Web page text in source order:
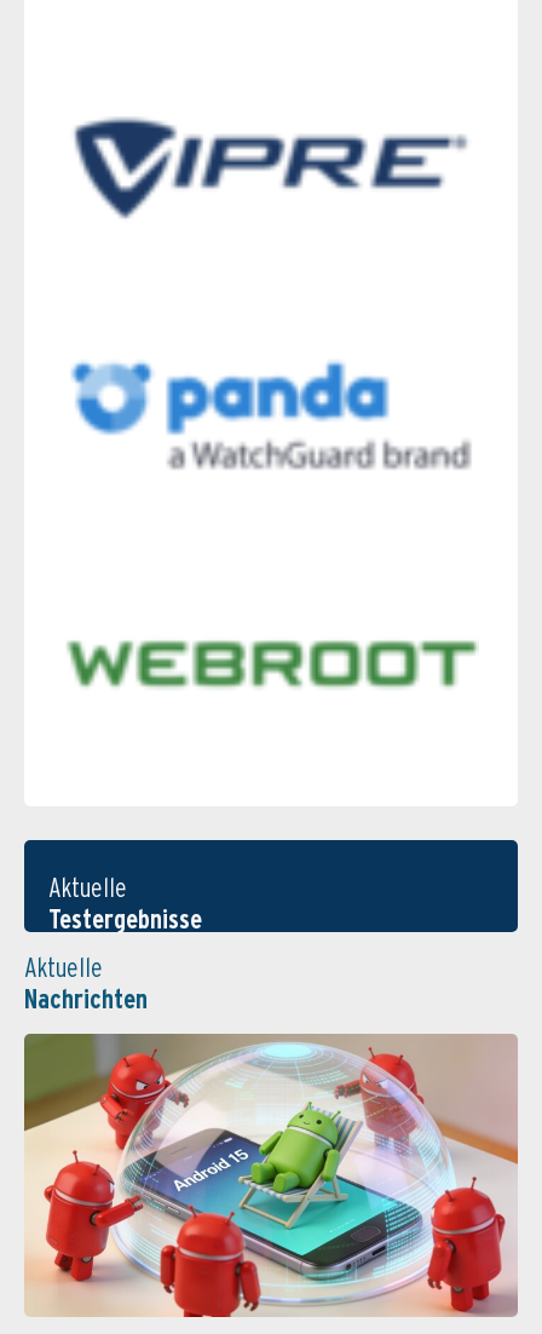
Aktuelle
Testergebnisse
Aktuelle
Nachrichten